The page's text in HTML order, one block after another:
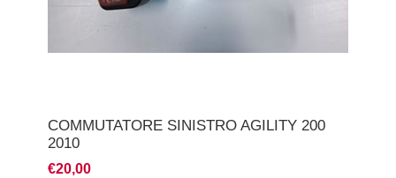
COMMUTATORE SINISTRO AGILITY 200
2010
€20,00